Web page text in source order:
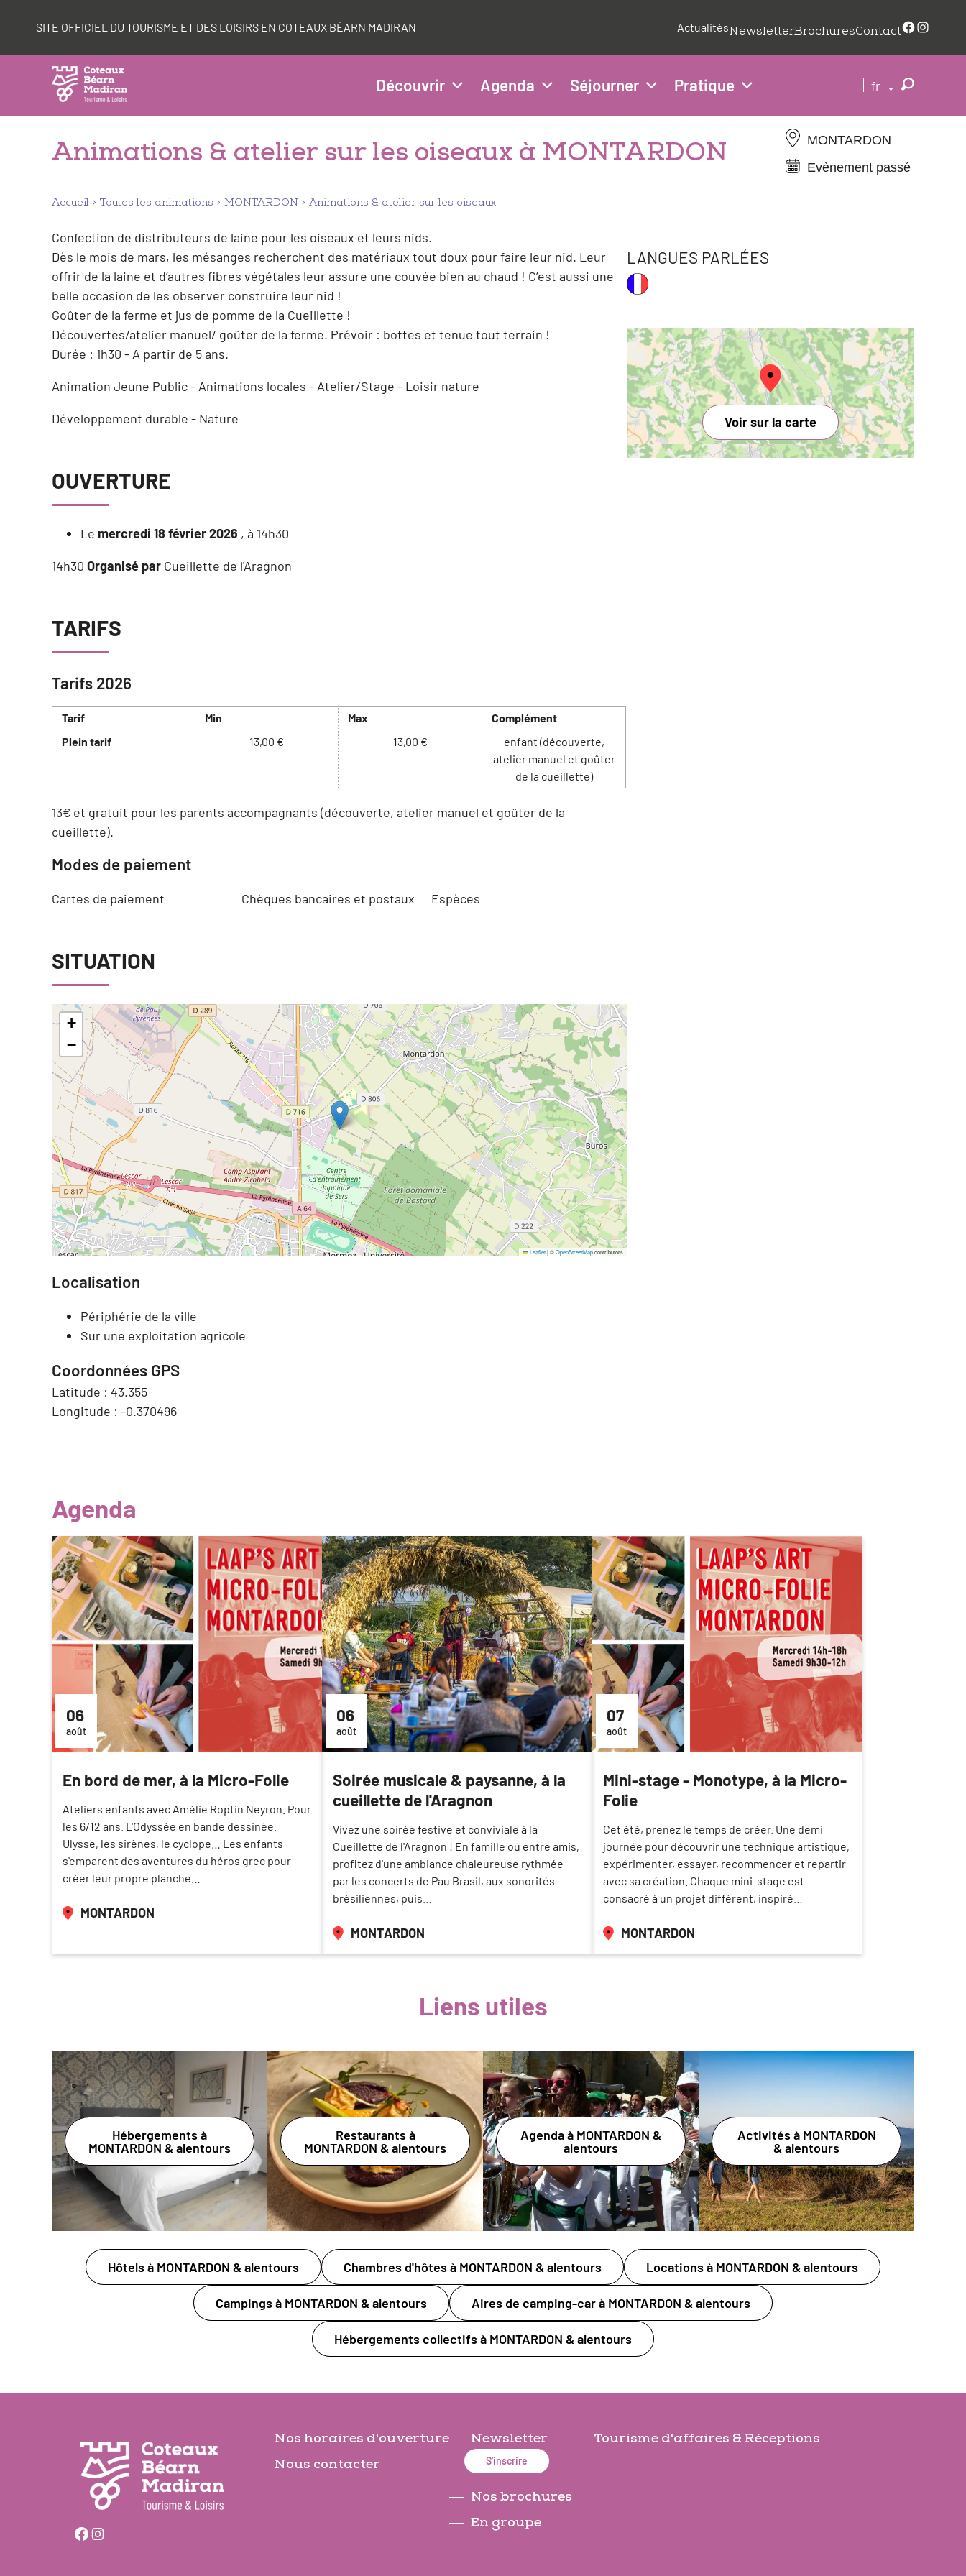
SITE OFFICIEL DU TOURISME ET DES LOISIRS EN COTEAUX BÉARN MADIRAN ActualitésNewsletterBrochuresContact
Découvrir Agenda Séjourner Pratique fr
Animations & atelier sur les oiseaux à MONTARDON
MONTARDON
Evènement passé
Accueil Toutes les animations MONTARDON Animations & atelier sur les oiseaux
Confection de distributeurs de laine pour les oiseaux et leurs nids.
Dès le mois de mars, les mésanges recherchent des matériaux tout doux pour faire leur nid. Leur
offrir de la laine et d’autres fibres végétales leur assure une couvée bien au chaud ! C’est aussi une
belle occasion de les observer construire leur nid !
Goûter de la ferme et jus de pomme de la Cueillette !
Découvertes/atelier manuel/ goûter de la ferme. Prévoir : bottes et tenue tout terrain !
Durée : 1h30 - A partir de 5 ans.
Animation Jeune Public - Animations locales - Atelier/Stage - Loisir nature
Développement durable - Nature
OUVERTURE
Le mercredi 18 février 2026 , à 14h30
14h30 Organisé par Cueillette de l'Aragnon
TARIFS
Tarifs 2026
Tarif Min Max
Complément
Plein tarif
13,00 € 13,00 €
enfant (découverte,
atelier manuel et goûter
de la cueillette)
13€ et gratuit pour les parents accompagnants (découverte, atelier manuel et goûter de la
cueillette).
Modes de paiement
Cartes de paiement Chèques bancaires et postaux Espèces
SITUATION
+
−
Leaflet|©OpenStreetMapcontributors
Localisation
Périphérie de la ville
Sur une exploitation agricole
Coordonnées GPS
Latitude : 43.355
Longitude : -0.370496
LANGUES PARLÉES
Voir sur la carte
Agenda
06
août
En bord de mer, à la Micro-Folie
Ateliers enfants avec Amélie Roptin Neyron. Pour
les 6/12 ans. L'Odyssée en bande dessinée.
Ulysse, les sirènes, le cyclope… Les enfants
s'emparent des aventures du héros grec pour
créer leur propre planche…
MONTARDON
06
août
Soirée musicale & paysanne, à la
cueillette de l'Aragnon
Vivez une soirée festive et conviviale à la
Cueillette de l'Aragnon ! En famille ou entre amis,
profitez d'une ambiance chaleureuse rythmée
par les concerts de Pau Brasil, aux sonorités
brésiliennes, puis…
MONTARDON
07
août
Mini-stage - Monotype, à la Micro-
Folie
Cet été, prenez le temps de créer. Une demi
journée pour découvrir une technique artistique,
expérimenter, essayer, recommencer et repartir
avec sa création. Chaque mini-stage est
consacré à un projet différent, inspiré…
MONTARDON
Liens utiles
Hébergements à
MONTARDON & alentours
Restaurants à
MONTARDON & alentours
Agenda à MONTARDON &
alentours
Activités à MONTARDON
& alentours
Hôtels à MONTARDON & alentours Chambres d'hôtes à MONTARDON & alentours Locations à MONTARDON & alentours
Campings à MONTARDON & alentours Aires de camping-car à MONTARDON & alentours
Hébergements collectifs à MONTARDON & alentours
Facebook
Instagram
Nos horaires d'ouverture
Nous contacter
Newsletter
S'inscrire
Nos brochures
En groupe
Tourisme d'affaires & Réceptions